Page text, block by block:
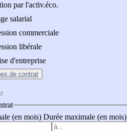
par l'activ.éco.
salarial
commerciale
libérale
d'entreprise
de contrat
(en mois) Durée maximale (en mois)